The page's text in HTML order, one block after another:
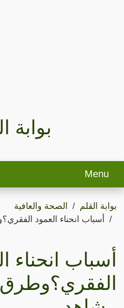
بوابة
Menu
بوابة القلم
الصحة والعافية
أسباب ‫انحناء العمود
أسباب ‫انحناء
الفقري؟وطرق